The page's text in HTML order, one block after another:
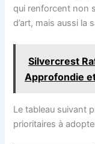
qui renforcent non
d’art, mais aussi la
Silvercrest
Approfondie
Le tableau suivant
prioritaires à